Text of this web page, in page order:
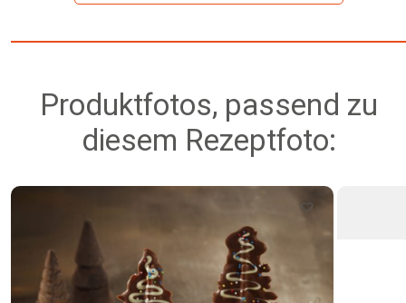
Produktfotos, passend zu
diesem Rezeptfoto: